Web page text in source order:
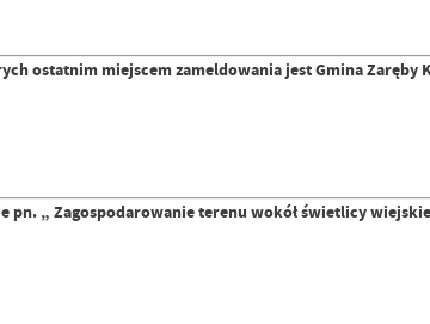
ostatnim miejscem zameldowania jest Gmina Zaręby
pn. „ Zagospodarowanie terenu wokół świetlicy